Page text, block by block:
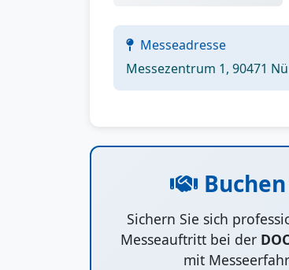
Messeadresse
Messezentrum 1, 90471
Sichern Sie sich
Messeauftritt bei der
mit